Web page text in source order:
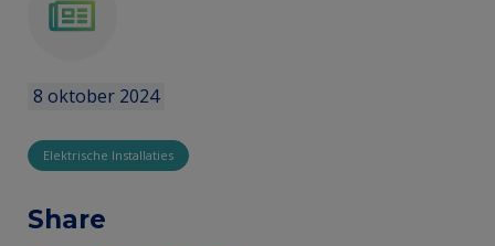
8 oktober 2024
Elektrische Installaties
Share